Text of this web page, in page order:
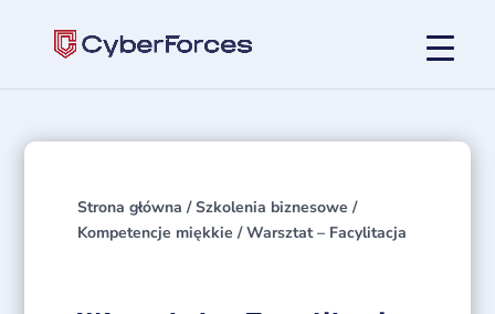
Strona główna /Szkolenia biznesowe /
Kompetencje miękkie / Warsztat – Facylitacja